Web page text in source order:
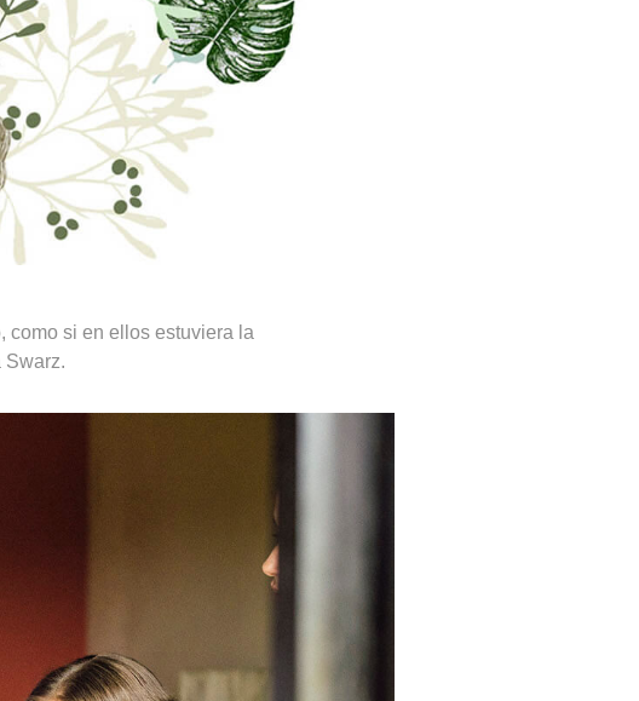
como si en ellos estuviera la
Swarz.